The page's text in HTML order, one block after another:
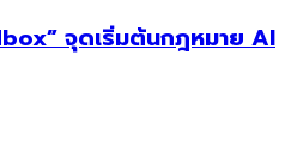
จุดเริ่มต้นกฎหมาย AI